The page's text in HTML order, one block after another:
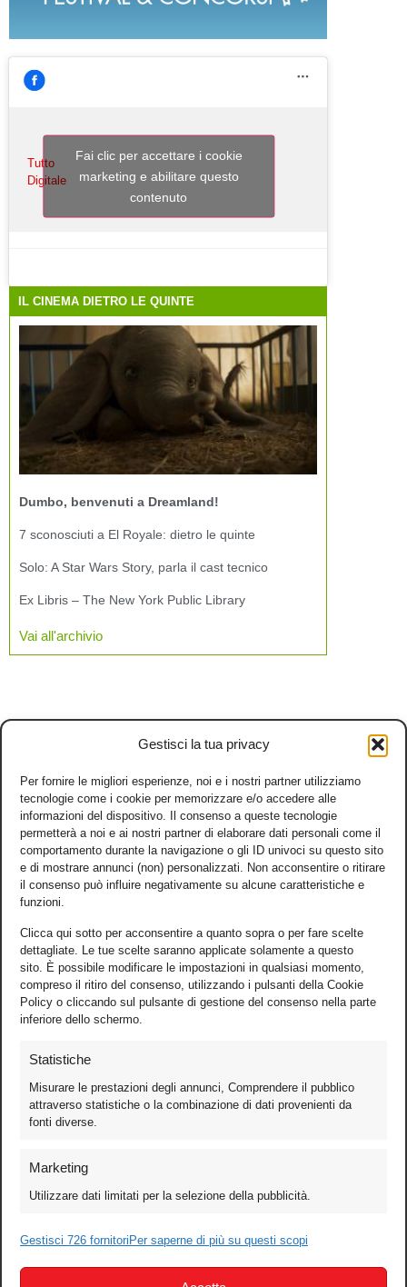
Gestisci la tua privacy
Per fornire le migliori esperienze, noi e i nostri partner utilizziamo
tecnologie come i cookie per memorizzare e/o accedere alle
informazioni del dispositivo. Il consenso a queste tecnologie
permetterà a noi e ai nostri partner di elaborare dati personali come il
comportamento durante la navigazione o gli ID univoci su questo sito
e di mostrare annunci (non) personalizzati. Non acconsentire o ritirare
il consenso può influire negativamente su alcune caratteristiche e
funzioni.
Clicca qui sotto per acconsentire a quanto sopra o per fare scelte
dettagliate. Le tue scelte saranno applicate solamente a questo
sito. È possibile modificare le impostazioni in qualsiasi momento,
compreso il ritiro del consenso, utilizzando i pulsanti della Cookie
Policy o cliccando sul pulsante di gestione del consenso nella parte
inferiore dello schermo.
Statistiche
Misurare le prestazioni degli annunci, Comprendere il pubblico
attraverso statistiche o la combinazione di dati provenienti da
fonti diverse.
Marketing
Utilizzare dati limitati per la selezione della pubblicità.
Gestisci 726 fornitori Per saperne di più su questi scopi
Tutto
Digitale
Fai clic per accettare i cookie
marketing e abilitare questo
contenuto
IL CINEMA DIETRO LE QUINTE
Dumbo, benvenuti a Dreamland!
7 sconosciuti a El Royale: dietro le quinte
Solo: A Star Wars Story, parla il cast tecnico
Ex Libris – The New York Public Library
Vai all'archivio
Games
Test